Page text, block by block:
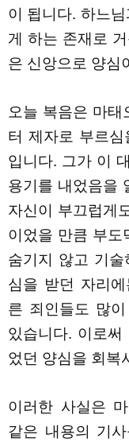
이 됩니다. 하느
게 하는 존재로
은 신앙으로 양심
오늘 복음은 마
터 제자로 부르
입니다. 그가 이
용기를 내었음을
자신이 부끄럽게
이었을 만큼 부도
숨기지 않고 기
심을 받던 자리
른 죄인들도 많
있습니다. 이로
었던 양심을 회복
이러한 사실은
같은 내용의 기